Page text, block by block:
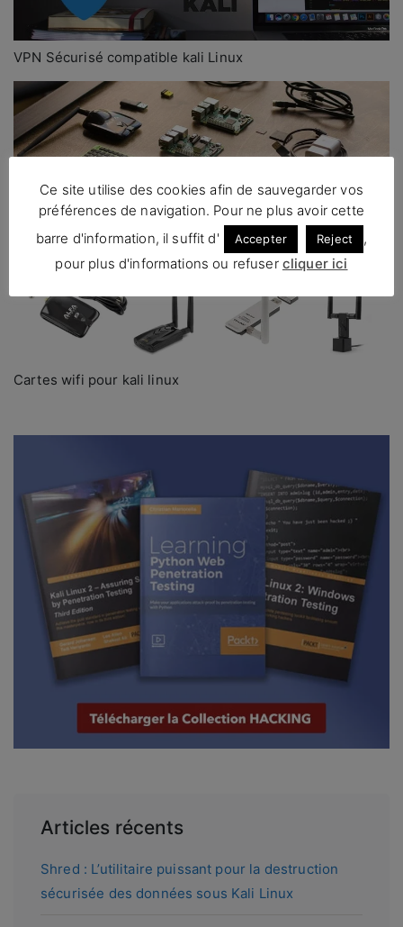
VPN Sécurisé compatible kali Linux
Votre kit Raspberry PI de hacking
Cartes wifi pour kali linux
Articles récents
Shred : L’utilitaire puissant pour la destruction
sécurisée des données sous Kali Linux
Ce site utilise des cookies afin de sauvegarder vos
préférences de navigation. Pour ne plus avoir cette
barre d'information, il suffit d'
Accepter Reject
,
pour plus d'informations ou refuser cliquer ici